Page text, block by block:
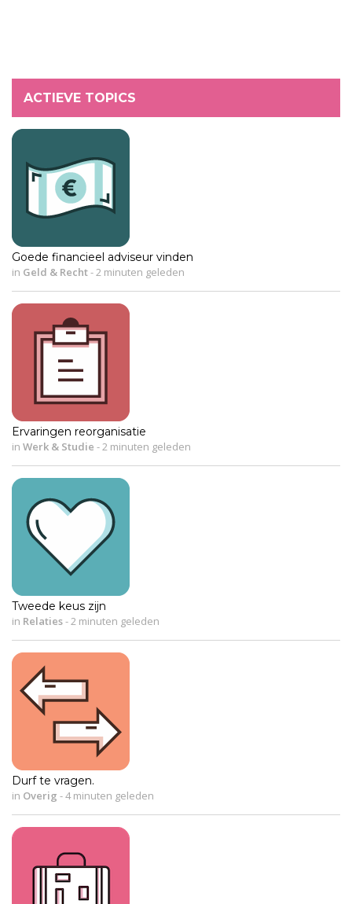
ACTIEVE TOPICS
Goede financieel adviseur vinden
in Geld & Recht-2 minuten geleden
Ervaringen reorganisatie
in Werk & Studie -2 minuten geleden
Tweede keus zijn
in Relaties-2 minuten geleden
Durf te vragen.
in Overig -4 minuten geleden